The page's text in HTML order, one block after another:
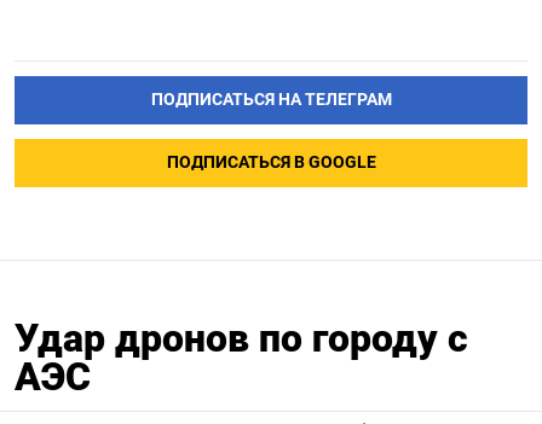
ПОДПИСАТЬСЯ НА ТЕЛЕГРАМ
ПОДПИСАТЬСЯ В GOOGLE
Удар дронов по городу с
АЭС